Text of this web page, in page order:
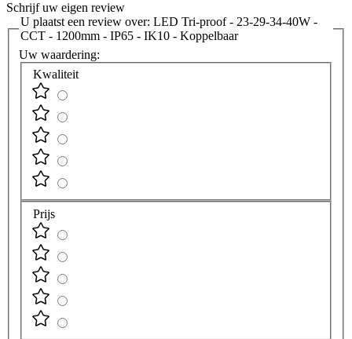
Schrijf uw eigen review
U plaatst een review over: LED Tri-proof - 23-29-34-40W -
CCT - 1200mm - IP65 - IK10 - Koppelbaar
Uw waardering:
Kwaliteit
Prijs